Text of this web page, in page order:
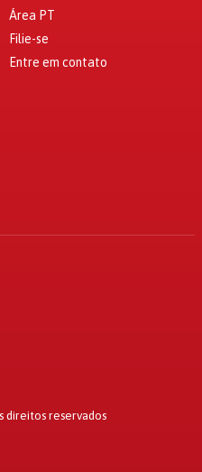
Área PT
Filie-se
Entre em contato
direitos reservados